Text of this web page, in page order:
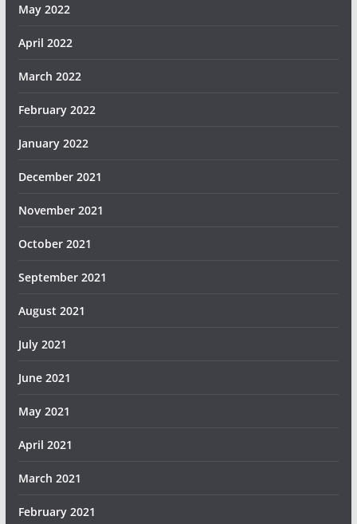
May 2022
April 2022
March 2022
February 2022
January 2022
December 2021
November 2021
October 2021
September 2021
August 2021
July 2021
June 2021
May 2021
April 2021
March 2021
February 2021